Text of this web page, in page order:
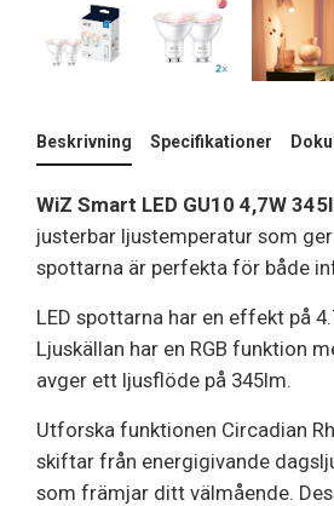
Beskrivning Specifikationer
WiZ Smart LED GU10 4,7W
justerbar ljustemperatur som
spottarna är perfekta för både
LED spottarna har en effekt på
Ljuskällan har en RGB funktion
avger ett ljusflöde på 345lm.
Utforska funktionen Circadian
skiftar från energigivande
som främjar ditt välmående.